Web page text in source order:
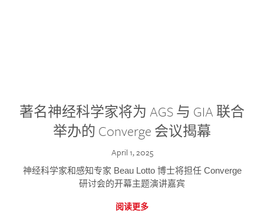
著名神经科学家将为 AGS 与 GIA 联合
举办的 Converge 会议揭幕
April 1, 2025
神经科学家和感知专家 Beau Lotto 博士将担任 Converge
研讨会的开幕主题演讲嘉宾
阅读更多